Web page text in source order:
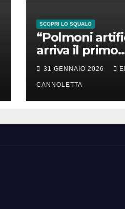
SCOPRI LO SQUALO
“Polmoni
arriva il primo
successo
31 GENNAIO 2026
CANNOLETTA